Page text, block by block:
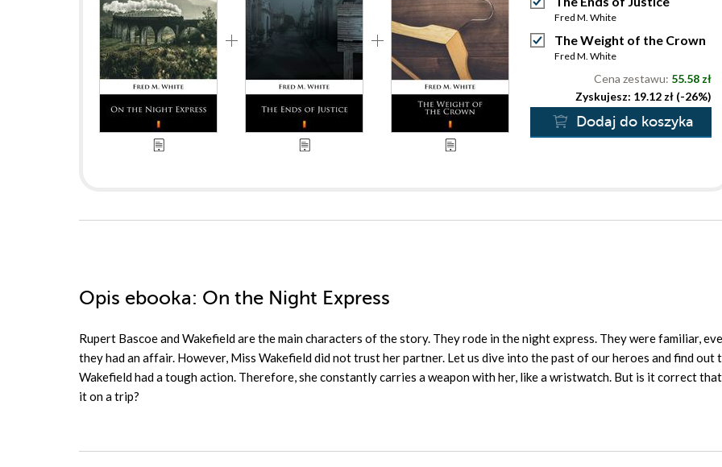
Fred M. White
The Weight of the Crown
Fred M. White
Cena zestawu: 55.58 zł
Zyskujesz: 19.12 zł (-26%)
Dodaj do koszyka
Opis ebooka: On the Night Express
Rupert Bascoe and Wakefield are the main characters of the story. They rode in the night express. They were familiar,
they had an affair. However, Miss Wakefield did not trust her partner. Let us dive into the past of our heroes and find out
Wakefield had a tough action. Therefore, she constantly carries a weapon with her, like a wristwatch. But is it correct
it on a trip?